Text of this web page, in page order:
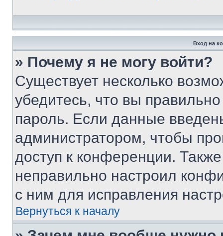
Вход на
» Почему я не могу войти?
Существует несколько
убедитесь, что вы
пароль. Если данные
администратором, чтобы
доступ к конференции.
неправильно настроил
с ним для исправления
Вернуться к началу